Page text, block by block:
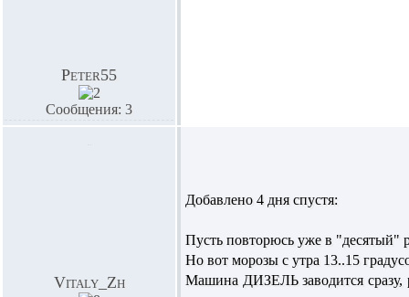
Peter55
Сообщения: 3
Vitaly_Zh
Добавлено 4 дня спустя:
Пусть повторюсь уже в "десятый"
Но вот морозы с утра 13..15
Машина ДИЗЕЛЬ заводится сразу,